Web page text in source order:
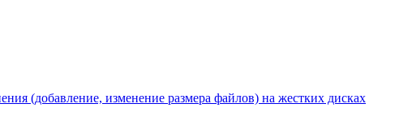
(добавление, изменение размера файлов) на жестких дисках